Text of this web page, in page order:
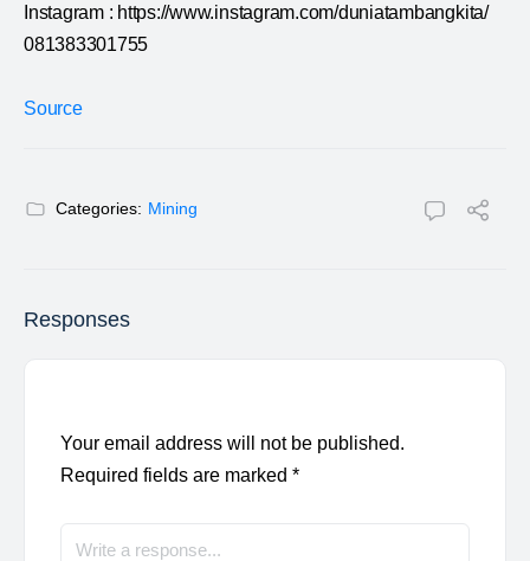
Instagram : https://www.instagram.com/duniatambangkita/
081383301755
Source
Categories: Mining
Responses
Your email address will not be published.
Required fields are marked *